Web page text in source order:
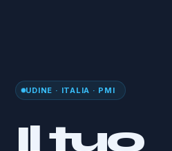
UDINE · ITALIA · PMI
Il tuo